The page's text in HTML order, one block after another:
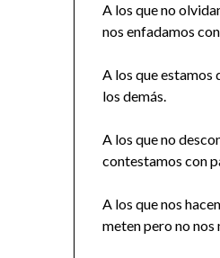
A los que no
nos enfadamos
A los que estamos
los demás.
A los que no
contestamos con
A los que nos
meten pero no